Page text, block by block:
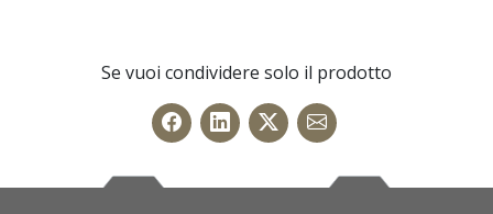
Se vuoi condividere solo il prodotto